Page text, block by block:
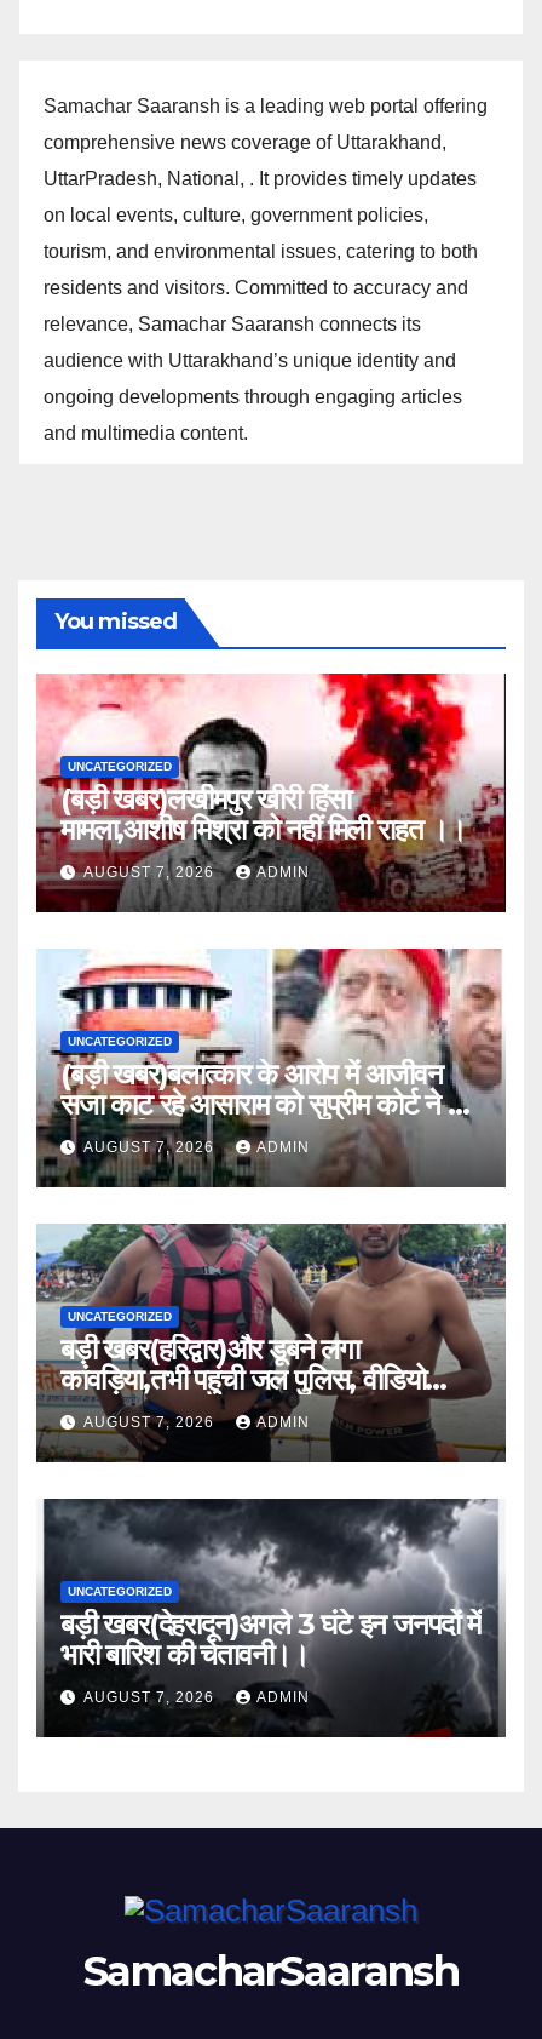
Samachar Saaransh is a leading web portal offering
comprehensive news coverage of Uttarakhand,
UttarPradesh, National, . It provides timely updates
on local events, culture, government policies,
tourism, and environmental issues, catering to both
residents and visitors. Committed to accuracy and
relevance, Samachar Saaransh connects its
audience with Uttarakhand’s unique identity and
ongoing developments through engaging articles
and multimedia content.
You missed
UNCATEGORIZED
(बड़ी खबर)लखीमपुर खीरी हिंसा
मामला,आशीष मिश्रा को नहीं मिली राहत ।।
AUGUST 7, 2026 ADMIN
UNCATEGORIZED
(बड़ी खबर)बलात्कार के आरोप में आजीवन
सजा काट रहे आसाराम को सुप्रीम कोर्ट ने यह
दी अनुमति।।
AUGUST 7, 2026 ADMIN
UNCATEGORIZED
बड़ी खबर(हरिद्वार)और डूबने लगा
कांवड़िया,तभी पहुंची जल पुलिस, वीडियो
वायरल।।
AUGUST 7, 2026 ADMIN
UNCATEGORIZED
बड़ी खबर(देहरादून)अगले 3 घंटे इन जनपदों में
भारी बारिश की चेतावनी।।
AUGUST 7, 2026 ADMIN
SamacharSaaransh